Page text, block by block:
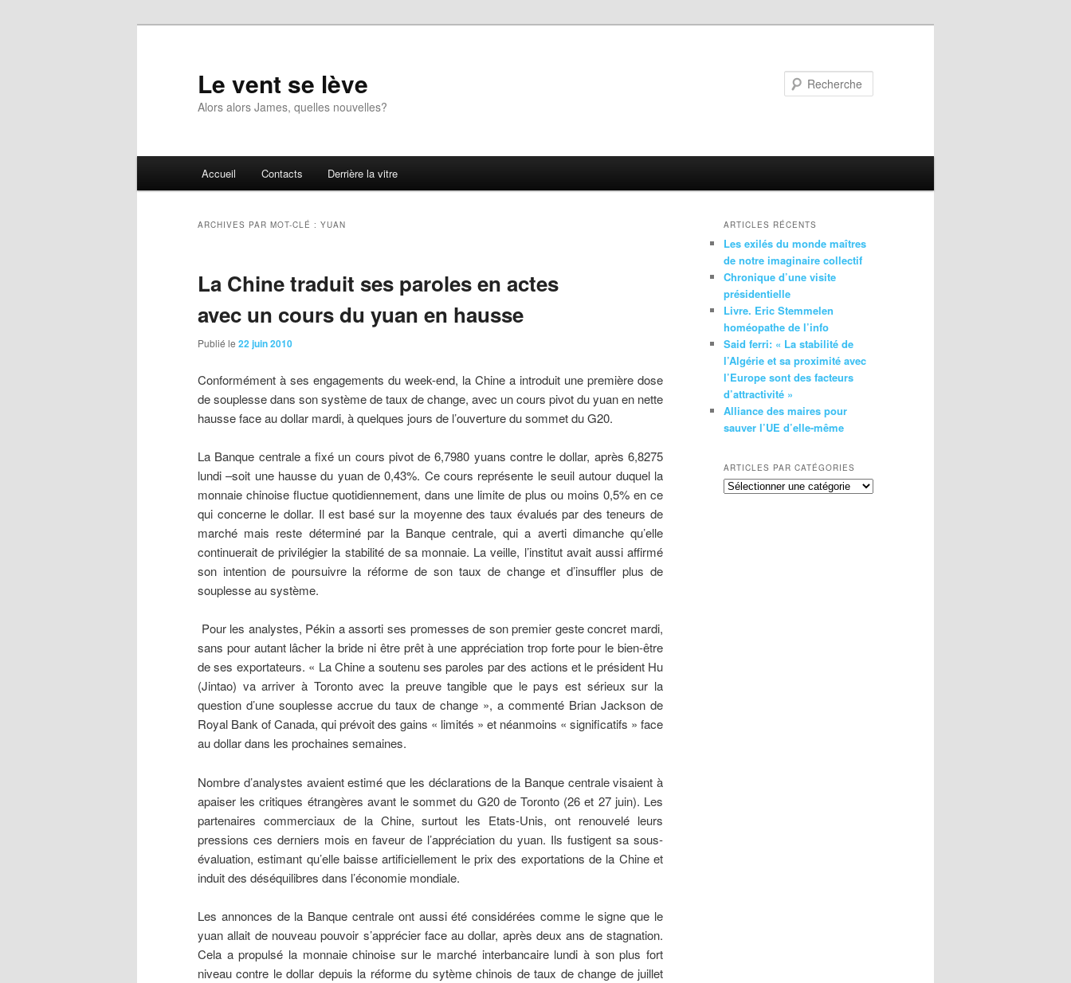
Le vent se lève
Alors alors James, quelles nouvelles?
Accueil Contacts Derrière la vitre
ARCHIVES PAR MOT-CLÉ : YUAN
La Chine traduit ses paroles en actes
avec un cours du yuan en hausse
Publié le 22 juin 2010
Conformément à ses engagements du week-end, la Chine a introduit une première dose
de souplesse dans son système de taux de change, avec un cours pivot du yuan en nette
hausse face au dollar mardi, à quelques jours de l’ouverture du sommet du G20.
La Banque centrale a fixé un cours pivot de 6,7980 yuans contre le dollar, après 6,8275
lundi –soit une hausse du yuan de 0,43%. Ce cours représente le seuil autour duquel la
monnaie chinoise fluctue quotidiennement, dans une limite de plus ou moins 0,5% en ce
qui concerne le dollar. Il est basé sur la moyenne des taux évalués par des teneurs de
marché mais reste déterminé par la Banque centrale, qui a averti dimanche qu’elle
continuerait de privilégier la stabilité de sa monnaie. La veille, l’institut avait aussi affirmé
son intention de poursuivre la réforme de son taux de change et d’insuffler plus de
souplesse au système.
Pour les analystes, Pékin a assorti ses promesses de son premier geste concret mardi,
sans pour autant lâcher la bride ni être prêt à une appréciation trop forte pour le bien-être
de ses exportateurs. « La Chine a soutenu ses paroles par des actions et le président Hu
(Jintao) va arriver à Toronto avec la preuve tangible que le pays est sérieux sur la
question d’une souplesse accrue du taux de change », a commenté Brian Jackson de
Royal Bank of Canada, qui prévoit des gains « limités » et néanmoins « significatifs » face
au dollar dans les prochaines semaines.
Nombre d’analystes avaient estimé que les déclarations de la Banque centrale visaient à
apaiser les critiques étrangères avant le sommet du G20 de Toronto (26 et 27 juin). Les
partenaires commerciaux de la Chine, surtout les Etats-Unis, ont renouvelé leurs
pressions ces derniers mois en faveur de l’appréciation du yuan. Ils fustigent sa sous-
évaluation, estimant qu’elle baisse artificiellement le prix des exportations de la Chine et
induit des déséquilibres dans l’économie mondiale.
Les annonces de la Banque centrale ont aussi été considérées comme le signe que le
yuan allait de nouveau pouvoir s’apprécier face au dollar, après deux ans de stagnation.
Cela a propulsé la monnaie chinoise sur le marché interbancaire lundi à son plus fort
niveau contre le dollar depuis la réforme du sytème chinois de taux de change de juillet
ARTICLES RÉCENTS
Les exilés du monde maîtres
de notre imaginaire collectif
Chronique d’une visite
présidentielle
Livre. Eric Stemmelen
homéopathe de l’info
Said ferri: « La stabilité de
l’Algérie et sa proximité avec
l’Europe sont des facteurs
d’attractivité »
Alliance des maires pour
sauver l’UE d’elle-même
ARTICLES PAR CATÉGORIES
Articles